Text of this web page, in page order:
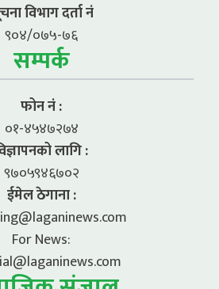
विभाग दर्ता नं
९०४/०७५-७६
सम्पर्क
फोन नं :
०१-४५४७२७४
लागि :
९७०५९४६७०२
ईमेल ठेगाना :
For News: